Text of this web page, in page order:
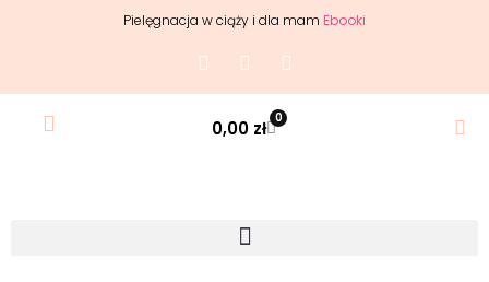
Pielęgnacja w ciąży i dla mam Ebooki
0,00 zł 0